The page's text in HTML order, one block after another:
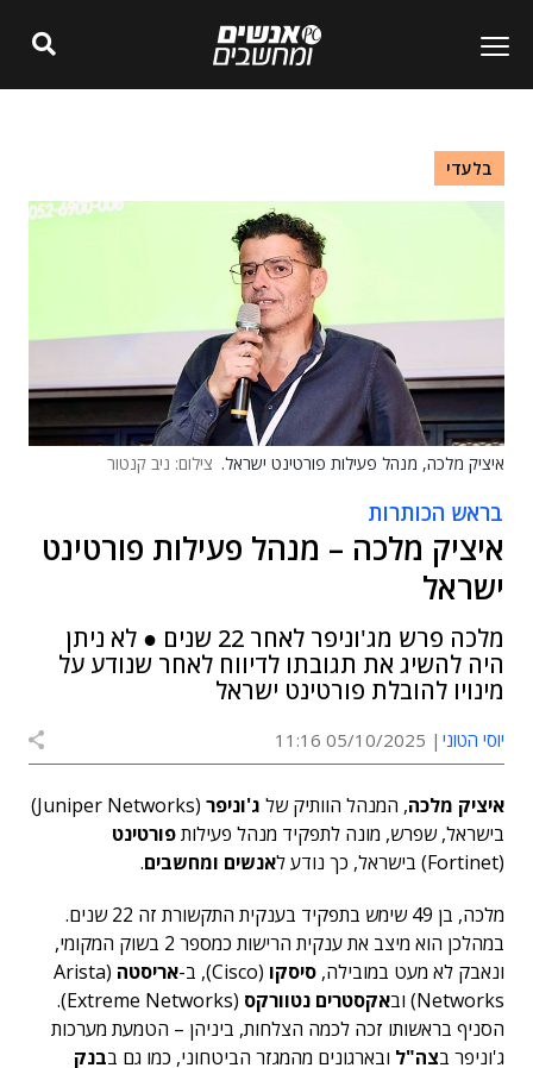
בלעדי
איציק מלכה, מנהל פעילות פורטינט ישראל. צילום: ניב קנטור
בראש הכותרות
איציק מלכה – מנהל פעילות פורטינט
ישראל
מלכה פרש מג'וניפר לאחר 22 שנים ● לא ניתן
היה להשיג את תגובתו לדיווח לאחר שנודע על
מינויו להובלת פורטינט ישראל
יוסי הטוני 05/10/2025 11:16
איציק מלכה, המנהל הוותיק של ג'וניפר
(Juniper Networks)
בישראל, שפרש, מונה לתפקיד מנהל פעילותפורטינט
(Fortinet) בישראל, כך נודע ל
אנשים ומחשבים.
מלכה, בן 49 שימש בתפקיד בענקית התקשורת זה 22 שנים.
במהלכן הוא מיצב את ענקית הרישות כמספר 2 בשוק המקומי,
ונאבק לא מעט במובילה, סיסקו (Cisco), ב- אריסטה (Arista
Networks) ובאקסטרים נטוורקס
(Extreme Networks).
הסניף בראשותו זכה לכמה הצלחות, ביניהן – הטמעת מערכות
ג'וניפר בצה"ל ובארגונים מהמגזר הביטחוני, כמו גם בבנק